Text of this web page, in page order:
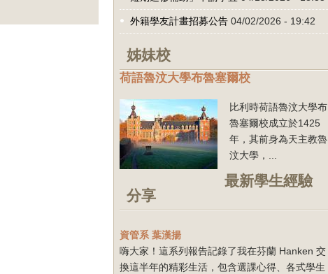
外籍學友計畫招募公告 04/02/2026 - 19:42
姊妹校
荷語魯汶大學布魯塞爾校
比利時荷語魯汶大學布
魯塞爾校成立於1425
年， 其前身為天主教魯
汶大學，...
最新學生經驗
分享
資管系 葉漢揚
嗨大家！這系列報告記錄了我在芬蘭 Hanken 交
換這半年的精彩生活，包含選課心得、各式學生